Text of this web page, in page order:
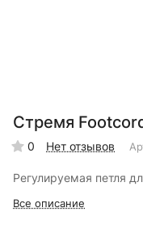
Стремя
0 Нет отзывов
Регулируемая петля
Все описание